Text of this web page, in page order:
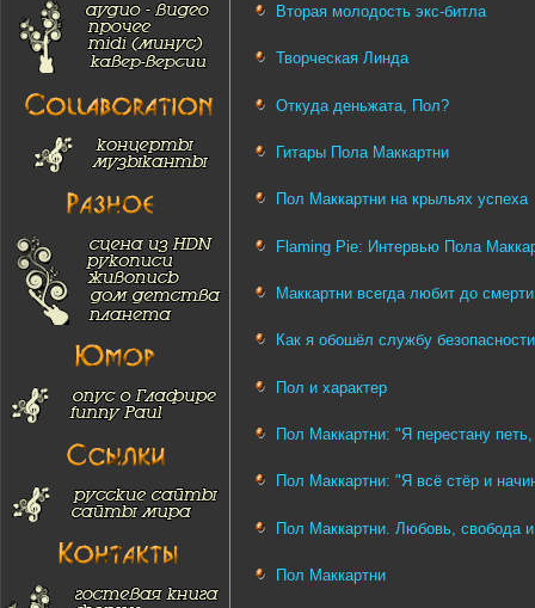
Вторая молодость экс-битла
Творческая Линда
Откуда деньжата, Пол?
Гитары Пола Маккартни
Пол Маккартни на крыльях успеха
Flaming Pie: Интервью Пола
Маккартни всегда любит до смерти
Как я обошёл службу
Пол и характер
Пол Маккартни: "Я перестану
Пол Маккартни: "Я всё стёр и
Пол Маккартни. Любовь, свобода
Пол Маккартни